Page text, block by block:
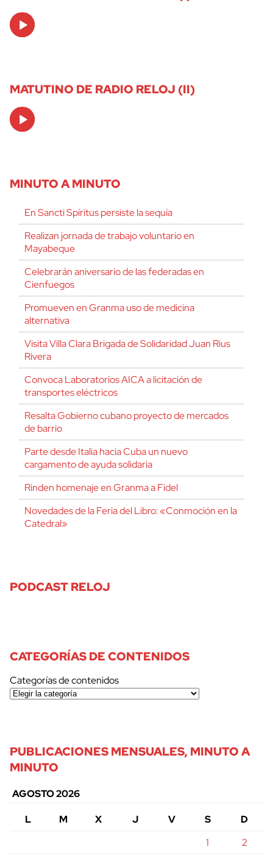
Audio
Player
MATUTINO DE RADIO RELOJ (II)
Audio
Player
MINUTO A MINUTO
En Sancti Spíritus persiste la sequía
Realizan jornada de trabajo voluntario en
Mayabeque
Celebrarán aniversario de las federadas en
Cienfuegos
Promueven en Granma uso de medicina
alternativa
Visita Villa Clara Brigada de Solidaridad Juan Rius
Rivera
Convoca Laboratorios AICA a licitación de
transportes eléctricos
Resalta Gobierno cubano proyecto de mercados
de barrio
Parte desde Italia hacia Cuba un nuevo
cargamento de ayuda solidaria
Rinden homenaje en Granma a Fidel
Novedades de la Feria del Libro: «Conmoción en la
Catedral»
PODCAST RELOJ
CATEGORÍAS DE CONTENIDOS
Categorías de contenidos
PUBLICACIONES MENSUALES, MINUTO A
MINUTO
AGOSTO 2026
L
M X J V S
D
1
2